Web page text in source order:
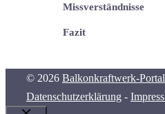
Missverständnisse
Fazit
© 2026 Balkonkraftwerk-Portal
Datenschutzerklärung -